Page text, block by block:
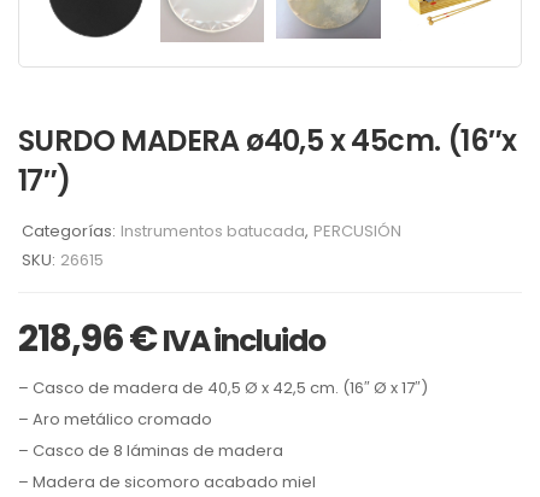
SURDO MADERA ø40,5 x 45cm. (16″x
17″)
Categorías: Instrumentos batucada, PERCUSIÓN
SKU: 26615
218,96€ IVA incluido
– Casco de madera de 40,5 Ø x 42,5 cm. (16″ Ø x 17″)
– Aro metálico cromado
– Casco de 8 láminas de madera
– Madera de sicomoro acabado miel